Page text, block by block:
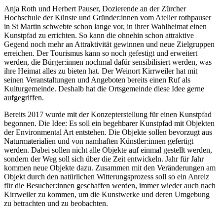
Anja Roth und Herbert Pauser, Dozierende an der Zürcher
Hochschule der Künste und Gründer:innen vom Atelier rothpauser
in St Martin schwebte schon lange vor, in ihrer Wahlheimat einen
Kunstpfad zu errichten. So kann die ohnehin schon attraktive
Gegend noch mehr an Attraktivität gewinnen und neue Zielgruppen
erreichen. Der Tourismus kann so noch gefestigt und erweitert
werden, die Bürger:innen nochmal dafür sensibilisiert werden, was
ihre Heimat alles zu bieten hat. Der Weinort Kirrweiler hat mit
seinen Veranstaltungen und Angeboten bereits einen Ruf als
Kulturgemeinde. Deshalb hat die Ortsgemeinde diese Idee gerne
aufgegriffen.
Bereits 2017 wurde mit der Konzepterstellung für einen Kunstpfad
begonnen. Die Idee: Es soll ein begehbarer Kunstpfad mit Objekten
der Environmental Art entstehen. Die Objekte sollen bevorzugt aus
Naturmaterialien und von namhaften Künstler:innen gefertigt
werden. Dabei sollen nicht alle Objekte auf einmal gestellt werden,
sondern der Weg soll sich über die Zeit entwickeln. Jahr für Jahr
kommen neue Objekte dazu. Zusammen mit den Veränderungen am
Objekt durch den natürlichen Witterungsprozess soll so ein Anreiz
für die Besucher:innen geschaffen werden, immer wieder auch nach
Kirrweiler zu kommen, um die Kunstwerke und deren Umgebung
zu betrachten und zu beobachten.